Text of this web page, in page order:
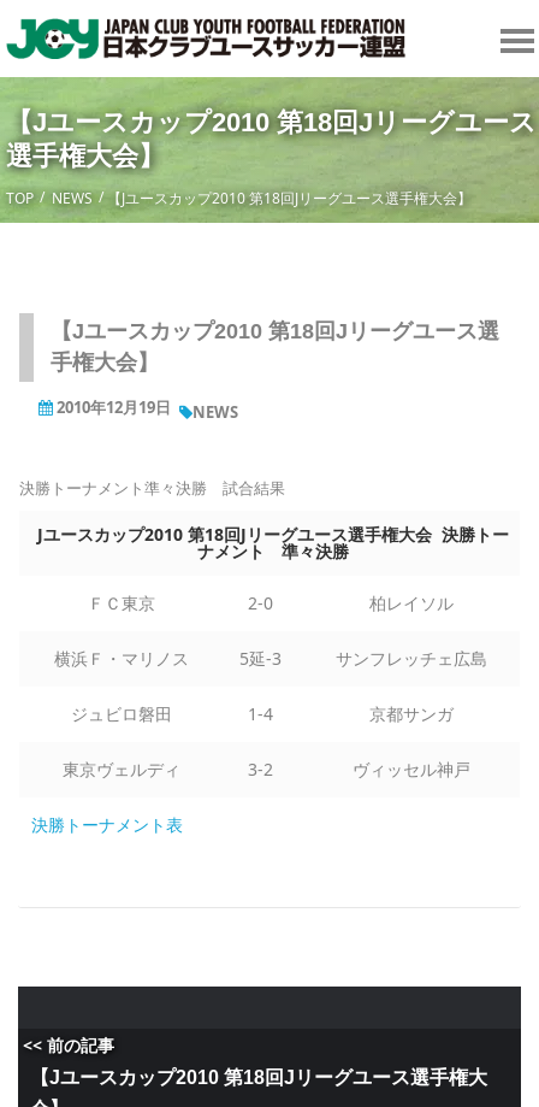
【Jユースカップ2010 第18回Jリーグユース
選手権大会】
TOP NEWS 【Jユースカップ2010 第18回Jリーグユース選手権大会】
【Jユースカップ2010 第18回Jリーグユース選
手権大会】
2010年12月19日 NEWS
決勝トーナメント準々決勝 試合結果
Jユースカップ2010 第18回Jリーグユース選手権大会 決勝トー
ナメント 準々決勝
ＦＣ東京 2-0 柏レイソル
横浜Ｆ・マリノス 5延-3 サンフレッチェ広島
ジュビロ磐田 1-4 京都サンガ
東京ヴェルディ 3-2 ヴィッセル神戸
決勝トーナメント表
<< 前の記事
【Jユースカップ2010 第18回Jリーグユース選手権大